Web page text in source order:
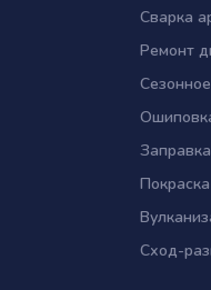
Сварка
Ремонт
Сход-